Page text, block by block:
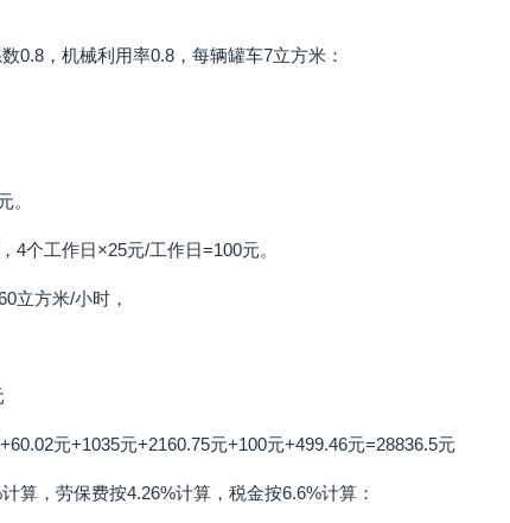
0.8，机械利用率0.8，每辆罐车7立方米：
。
4个工作日×25元/工作日=100元。
立方米/小时，
元+1035元+2160.75元+100元+499.46元=28836.5元
算，劳保费按4.26%计算，税金按6.6%计算：